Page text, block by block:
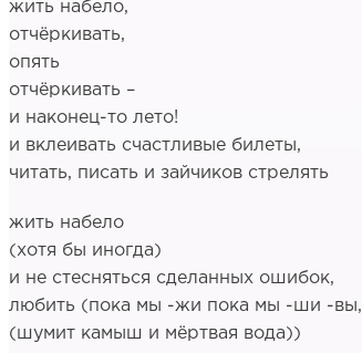
жить набело,
отчёркивать,
опять
отчёркивать –
и наконец-то лето!
и вклеивать счастливые билеты,
читать, писать и зайчиков стрелять
жить набело
(хотя бы иногда)
и не стесняться сделанных ошибок,
любить (пока мы -жи пока мы -ши -вы,
(шумит камыш и мёртвая вода))